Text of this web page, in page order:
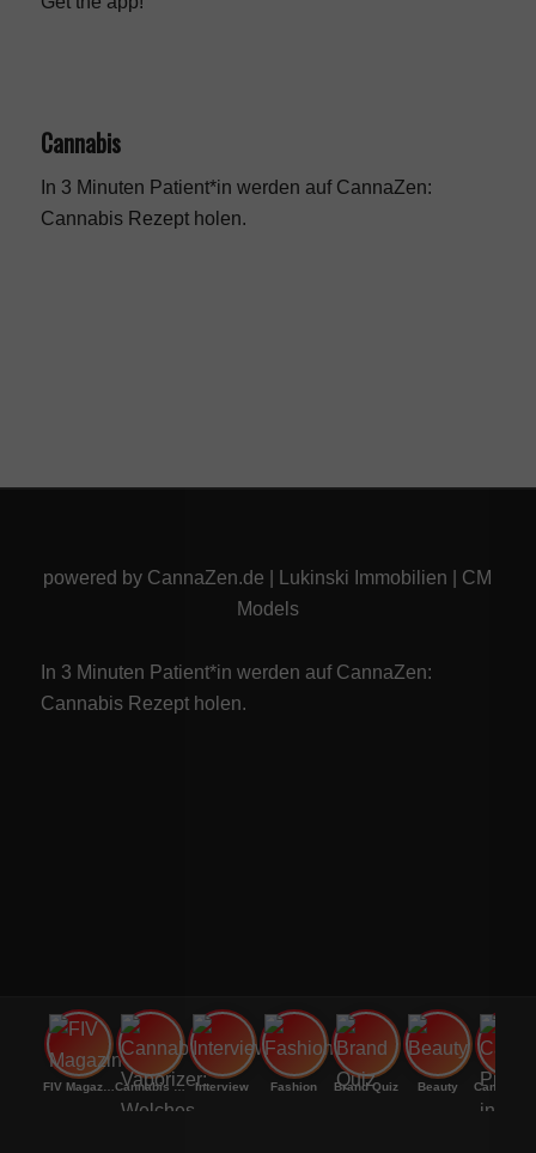
Cannabis
In 3 Minuten Patient*in werden auf CannaZen:
Cannabis Rezeptholen.
powered by CannaZen.de Lukinski Immobilien
CM
Models
In 3 Minuten Patient*in werden auf CannaZen:
Cannabis Rezeptholen.
FIV Magazine Cannabis Vaporizer: Welches Interview Fashion Brand Quiz Beauty